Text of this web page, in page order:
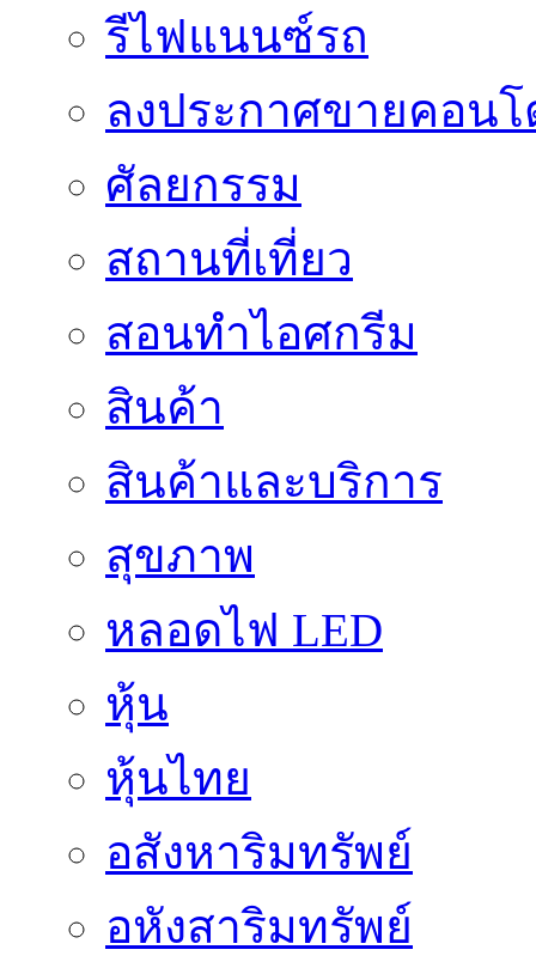
รีไฟแนนซ์รถ
ลงประกาศขายคอน
ศัลยกรรม
สถานที่เที่ยว
สอนทำไอศกรีม
สินค้า
สินค้าและบริการ
สุขภาพ
หลอดไฟ LED
หุ้น
หุ้นไทย
อสังหาริมทรัพย์
อหังสาริมทรัพย์